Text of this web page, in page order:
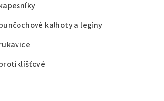
kalhoty a legíny